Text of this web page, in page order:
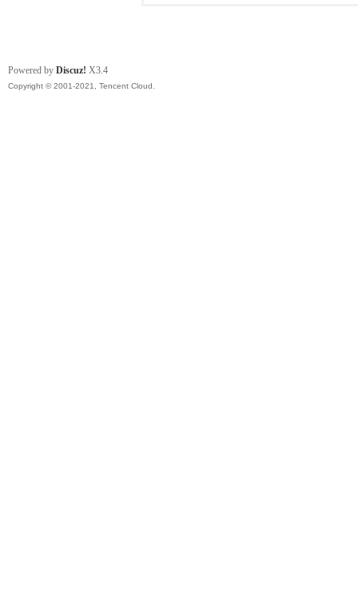
Powered by Discuz! X3.4
Copyright © 2001-2021, Tencent Cloud.